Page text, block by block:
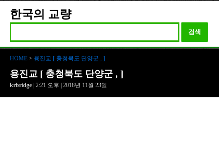
한국의 교량
검색
HOME > 용진교 [ 충청북도 단양군 , ]
용진교 [ 충청북도 단양군 , ]
krbridge | 2:21 오후 | 2018년 11월 23일